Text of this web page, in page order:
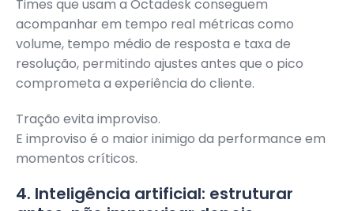
Times que usam a Octadesk conseguem
acompanhar em tempo real métricas como
volume, tempo médio de resposta e taxa de
resolução, permitindo ajustes antes que o pico
comprometa a experiência do cliente.
Tração evita improviso.
E improviso é o maior inimigo da performance em
momentos críticos.
4. Inteligência artificial: estruturar